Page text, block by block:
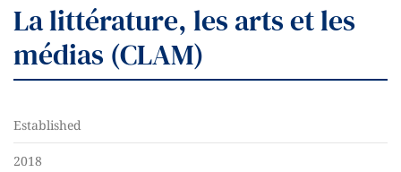
La littérature, les arts et les
médias (CLAM)
Established
2018